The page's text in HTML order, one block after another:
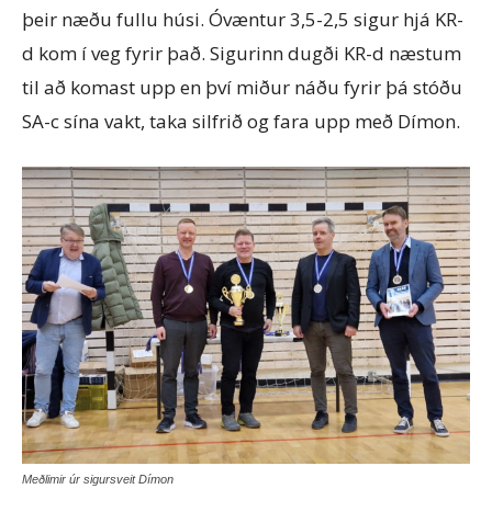
þeir næðu fullu húsi. Óvæntur 3,5-2,5 sigur hjá KR-
d kom í veg fyrir það. Sigurinn dugði KR-d næstum
til að komast upp en því miður náðu fyrir þá stóðu
SA-c sína vakt, taka silfrið og fara upp með Dímon.
Meðlimir úr sigursveit Dímon